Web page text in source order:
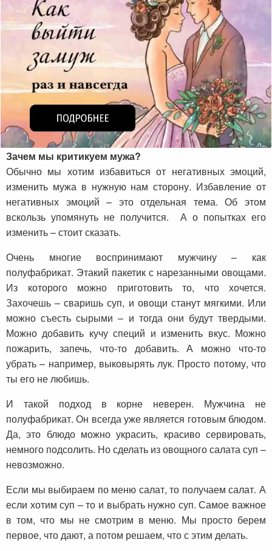
Зачем мы критикуем мужа?
Обычно мы хотим избавиться от негативных эмоций,
изменить мужа в нужную нам сторону. Избавление от
негативных эмоций – это отдельная тема. Об этом
вскользь упомянуть не получится. А о попытках его
изменить – стоит сказать.
Очень многие воспринимают мужчину – как
полуфабрикат. Этакий пакетик с нарезанными овощами.
Из которого можно приготовить то, что хочется.
Захочешь – сваришь суп, и овощи станут мягкими. Или
можно съесть сырыми – и тогда они будут твердыми.
Можно добавить кучу специй и изменить вкус. Можно
пожарить, запечь, что-то добавить. А можно что-то
убрать – например, выковырять лук. Просто потому, что
ты его не любишь.
И такой подход в корне неверен. Мужчина не
полуфабрикат. Он всегда уже является готовым блюдом.
Да, это блюдо можно украсить, красиво сервировать,
немного подсолить. Но сделать из овощного салата суп –
невозможно.
Если мы выбираем по меню салат, то получаем салат. А
если хотим суп – то и выбрать нужно суп. Самое важное
в том, что мы не смотрим в меню. Мы просто берем
первое, что дают, а потом решаем, что с этим делать.